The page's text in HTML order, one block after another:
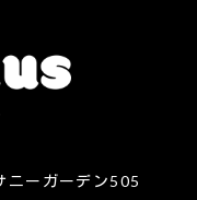
ニーガーデン505